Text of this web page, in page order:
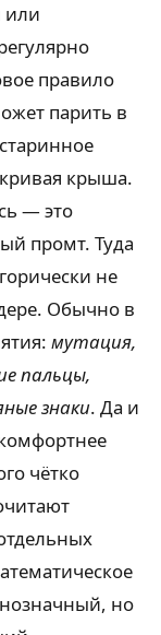
или
правило
парить в
крыша.
— это
промт. Туда
не
Обычно в
мутация,
пальцы,
знаки. Да и
чётко
но